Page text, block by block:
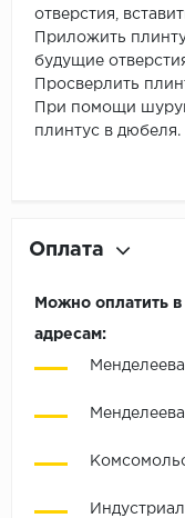
отверстия,
Приложить
будущие
Просверлить
При помощи
плинтус в дюбеля.
Оплата
Можно оплатить
адресам: